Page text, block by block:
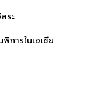
ระ
การในเอเซีย